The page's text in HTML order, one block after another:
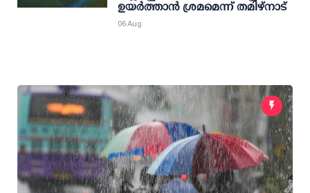
ഉയര്‍ത്താന്‍ ശ്രമമെന്ന് തമിഴ്നാട്
06 Aug